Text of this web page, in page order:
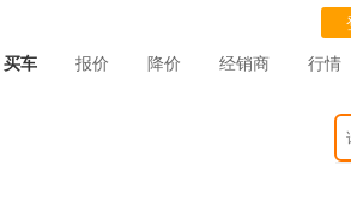
买车 报价 降价 经销商 行情